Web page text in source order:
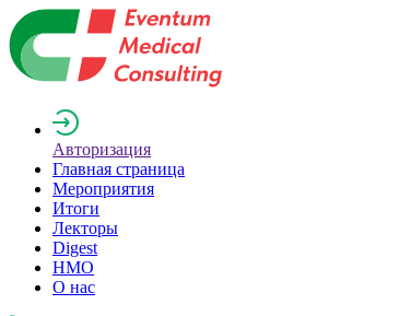
Авторизация
Главная страница
Мероприятия
Итоги
Лекторы
Digest
НМО
О нас